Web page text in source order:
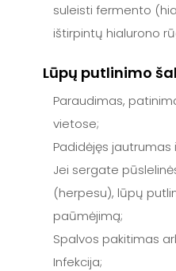
suleisti fermento
ištirpintų hialurono
Lūpų putlinimo
Paraudimas,
vietose;
Padidėjęs jautrumas
Jei sergate
(herpesu), lūpų
paūmėjimą;
Spalvos pakitimas
Infekcija;